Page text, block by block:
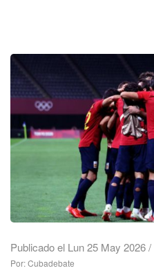
Publicado el Lun 25 May 2026/
Por: Cubadebate